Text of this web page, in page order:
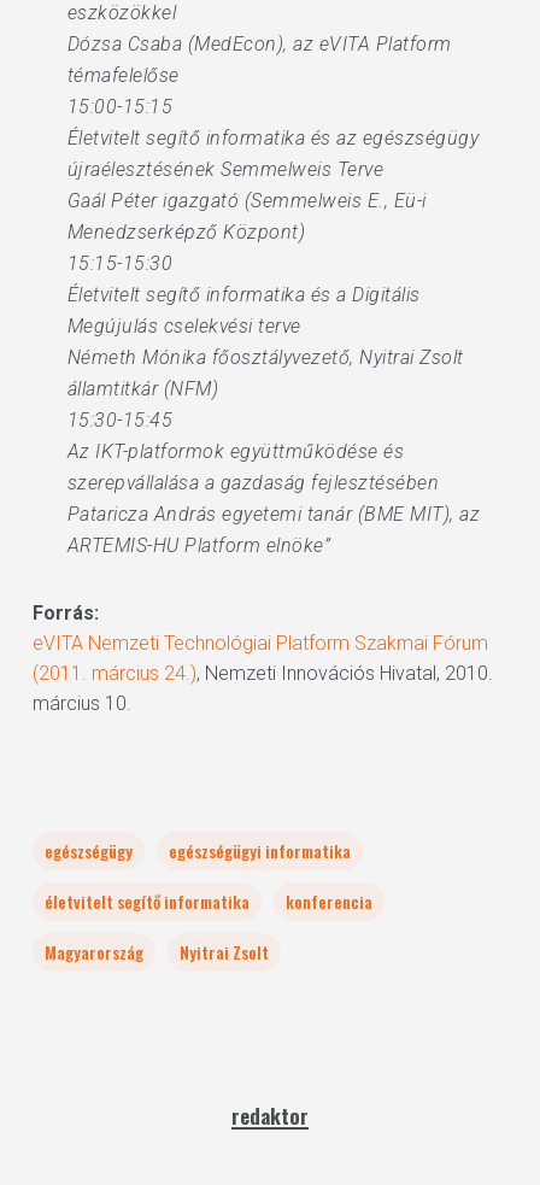
eszközökkel
Dózsa Csaba (MedEcon), az eVITA Platform
témafelelőse
15:00-15:15
Életvitelt segítő informatika és az egészségügy
újraélesztésének Semmelweis Terve
Gaál Péter igazgató (Semmelweis E., Eü-i
Menedzserképző Központ)
15:15-15:30
Életvitelt segítő informatika és a Digitális
Megújulás cselekvési terve
Németh Mónika főosztályvezető, Nyitrai Zsolt
államtitkár (NFM)
15:30-15:45
Az IKT-platformok együttműködése és
szerepvállalása a gazdaság fejlesztésében
Pataricza András egyetemi tanár (BME MIT), az
ARTEMIS-HU Platform elnöke”
Forrás:
eVITA Nemzeti Technológiai Platform Szakmai Fórum
(2011. március 24.), Nemzeti Innovációs Hivatal, 2010.
március 10.
egészségügy
egészségügyi informatika
életvitelt segítő informatika
konferencia
Magyarország
Nyitrai Zsolt
redaktor